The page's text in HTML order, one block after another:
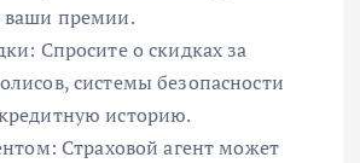
ваши премии.
Спросите о скидках за
системы безопасности
историю.
Страховой агент может